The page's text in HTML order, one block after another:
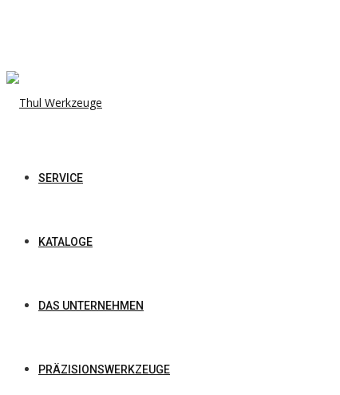
SERVICE
KATALOGE
DAS UNTERNEHMEN
PRÄZISIONSWERKZEUGE